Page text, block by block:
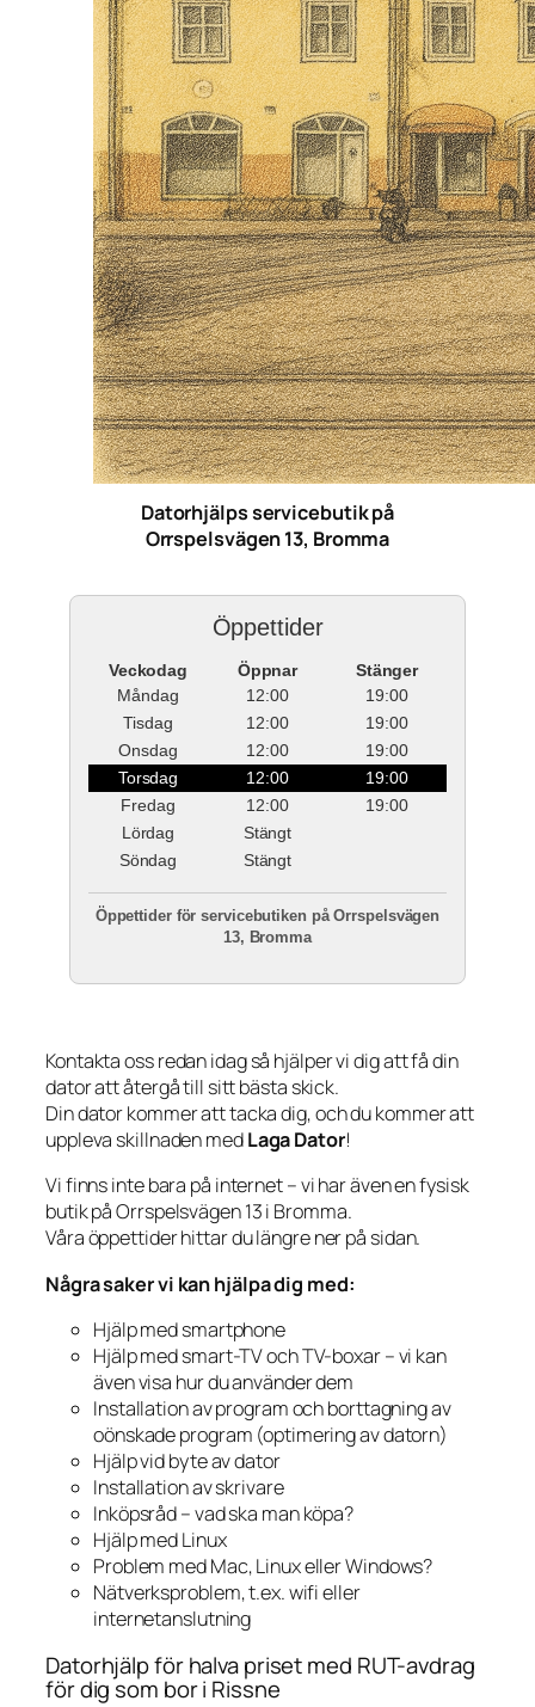
Datorhjälps servicebutik på
Orrspelsvägen 13, Bromma
Öppettider
Veckodag Öppnar
Stänger
Måndag
12:00
19:00
Tisdag
12:00
19:00
Onsdag
12:00
19:00
Torsdag
12:00
19:00
Fredag
12:00
19:00
Lördag
Stängt
Söndag
Stängt
Öppettider för servicebutiken på Orrspelsvägen
13, Bromma
Kontakta oss redan idag så hjälper vi dig att få din
dator att återgå till sitt bästa skick.
Din dator kommer att tacka dig, och du kommer att
uppleva skillnaden medLaga Dator!
Vi finns inte bara på internet – vi har även en fysisk
butik på Orrspelsvägen 13 i Bromma.
Våra öppettider hittar du längre ner på sidan.
Några saker vi kan hjälpa dig med:
Hjälp med smartphone
Hjälp med smart-TV och TV-boxar – vi kan
även visa hur du använder dem
Installation av program och borttagning av
oönskade program (optimering av datorn)
Hjälp vid byte av dator
Installation av skrivare
Inköpsråd – vad ska man köpa?
Hjälp med Linux
Problem med Mac, Linux eller Windows?
Nätverksproblem, t.ex. wifi eller
internetanslutning
Datorhjälp för halva priset med RUT-avdrag
för dig som bor i Rissne